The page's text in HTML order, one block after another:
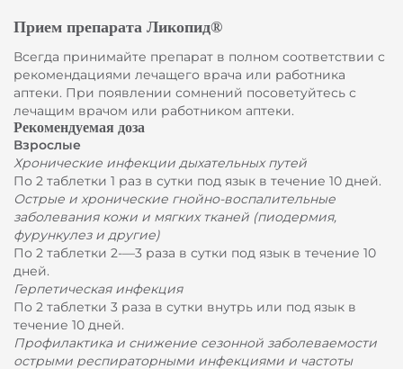
Прием препарата Ликопид®
Всегда принимайте препарат в полном соответствии с
рекомендациями лечащего врача или работника
аптеки. При появлении сомнений посоветуйтесь с
лечащим врачом или работником аптеки.
Рекомендуемая доза
Взрослые
Хронические инфекции дыхательных путей
По 2 таблетки 1 раз в сутки под язык в течение 10 дней.
Острые и хронические гнойно-воспалительные
заболевания кожи и мягких тканей (пиодермия,
фурункулез и другие)
По 2 таблетки 2-—3 раза в сутки под язык в течение 10
дней.
Герпетическая инфекция
По 2 таблетки 3 раза в сутки внутрь или под язык в
течение 10 дней.
Профилактика и снижение сезонной заболеваемости
острыми респираторными инфекциями и частоты